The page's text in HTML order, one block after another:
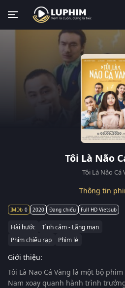
Tôi Là Não
Tôi Là Não Cá
Thông tin
0 2020 Đang chiếu Full HD Vietsub
Hài hước
Tình cảm - Lãng mạn
Phim chiếu rạp
Phim lẻ
Giới thiệu:
Tôi Là Nao Cá Vàng là một bộ phim
Nam xoay quanh hành trình